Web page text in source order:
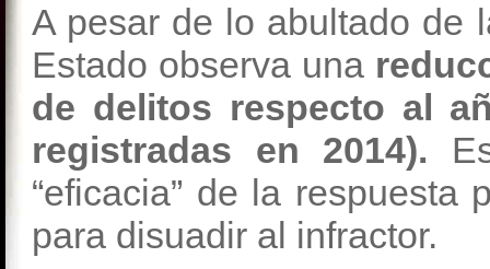
A pesar de lo abultado de
Estado observa una
de delitos respecto al
registradas en 2014).
“eficacia” de la respuesta
para disuadir al infractor.